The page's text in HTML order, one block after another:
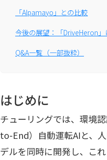
「Alpamayo」との比較
今後の展望：「DriveHeron
Q&A一覧（一部抜粋）
はじめに
チューリングでは、環境
to-End）自動運転AIと、
デルを同時に開発し、こ